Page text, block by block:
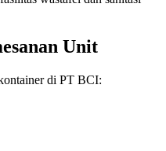
Unit
di PT BCI: